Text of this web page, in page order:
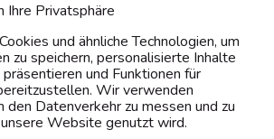
Privatsphäre
und ähnliche Technologien, um
zu speichern, personalisierte Inhalte
und Funktionen für
Wir verwenden
den Datenverkehr zu messen und zu
Website genutzt wird.